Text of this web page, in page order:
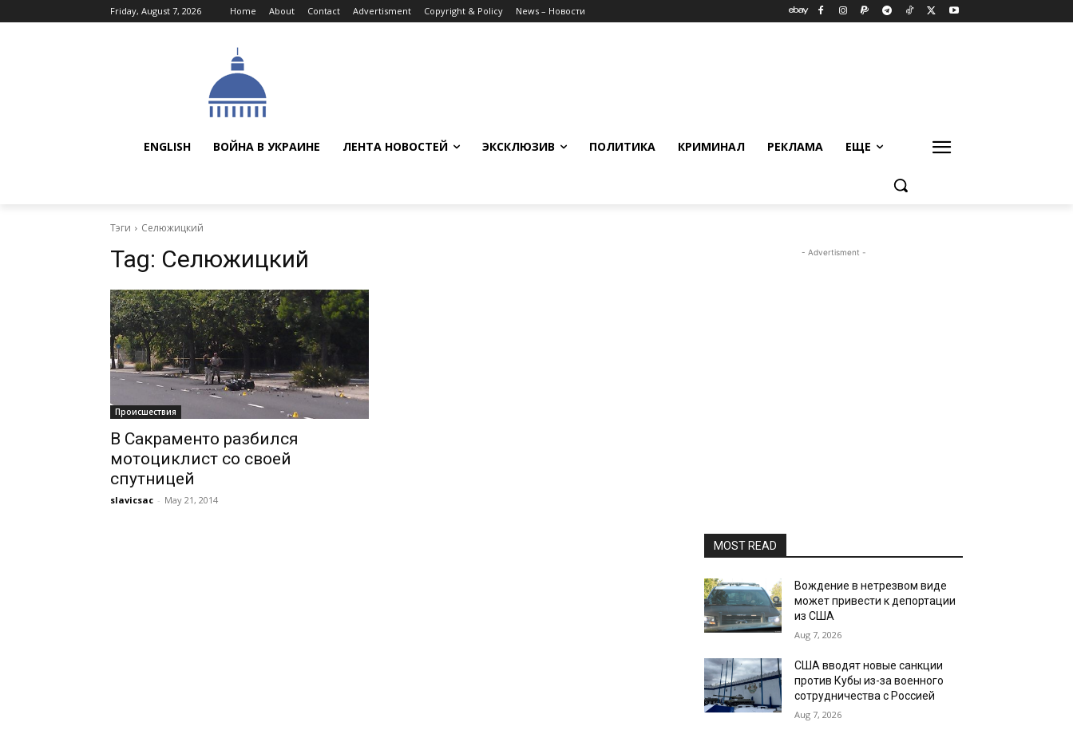
Friday, August 7, 2026 Home About Contact Advertisment Copyright & Policy News – Новости
ENGLISH ВОЙНА В УКРАИНЕ ЛЕНТА НОВОСТЕЙ ЭКСКЛЮЗИВ ПОЛИТИКА КРИМИНАЛ РЕКЛАМА ЕЩЕ
Тэги Селюжицкий
Tag: Селюжицкий
Происшествия
В Сакраменто разбился
мотоциклист со своей
спутницей
slavicsac - May 21, 2014
- Advertisment -
MOST READ
Вождение в нетрезвом виде
может привести к депортации
из США
Aug 7, 2026
США вводят новые санкции
против Кубы из-за военного
сотрудничества с Россией
Aug 7, 2026